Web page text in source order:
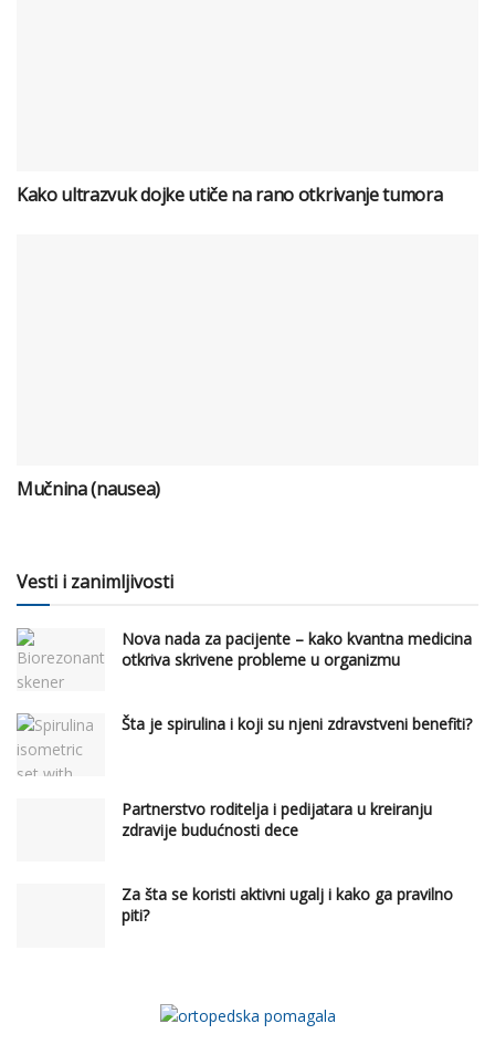
Kako ultrazvuk dojke utiče na rano otkrivanje tumora
Mučnina (nausea)
Vesti i zanimljivosti
Nova nada za pacijente – kako kvantna medicina
otkriva skrivene probleme u organizmu
Šta je spirulina i koji su njeni zdravstveni benefiti?
Partnerstvo roditelja i pedijatara u kreiranju
zdravije budućnosti dece
Za šta se koristi aktivni ugalj i kako ga pravilno
piti?